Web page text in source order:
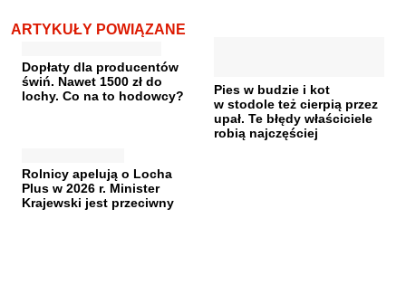
ARTYKUŁY POWIĄZANE
Dopłaty dla producentów
świń. Nawet 1500 zł do
lochy. Co na to hodowcy?
Pies w budzie i kot
w stodole też cierpią przez
upał. Te błędy właściciele
robią najczęściej
Rolnicy apelują o Locha
Plus w 2026 r. Minister
Krajewski jest przeciwny